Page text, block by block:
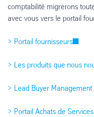
comptabilité migrerons
avec vous vers le portail
> Portail fournisseurs
> Les produits que nous
> Lead Buyer Management
> Portail Achats de Services